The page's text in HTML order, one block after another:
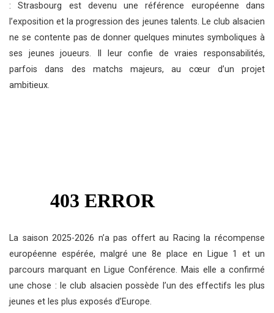
: Strasbourg est devenu une référence européenne dans
l’exposition et la progression des jeunes talents. Le club alsacien
ne se contente pas de donner quelques minutes symboliques à
ses jeunes joueurs. Il leur confie de vraies responsabilités,
parfois dans des matchs majeurs, au cœur d’un projet
ambitieux.
La saison 2025-2026 n’a pas offert au Racing la récompense
européenne espérée, malgré une 8e place en Ligue 1 et un
parcours marquant en Ligue Conférence. Mais elle a confirmé
une chose : le club alsacien possède l’un des effectifs les plus
jeunes et les plus exposés d’Europe.